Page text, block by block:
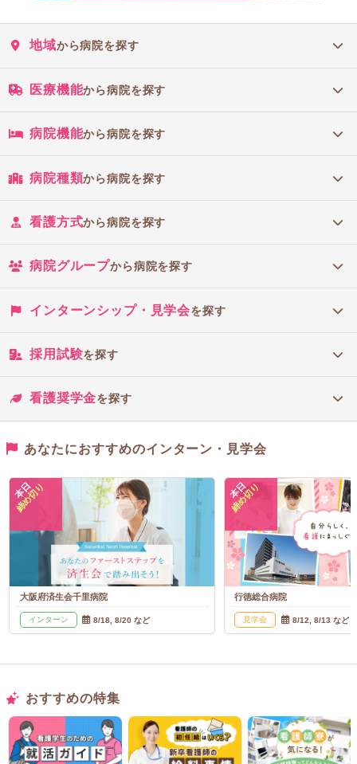
地域から病院を探す
医療機能から病院を探す
病院機能から病院を探す
病院種類から病院を探す
看護方式から病院を探す
病院グループから病院を探す
インターンシップ・見学会を探す
採用試験を探す
看護奨学金を探す
あなたにおすすめのインターン・見学会
本日
締め切り
大阪府済生会千里病院
インターン 8/18, 8/20 など
本日
締め切り
行徳総合病院
見学会 8/12, 8/13 など
おすすめの特集